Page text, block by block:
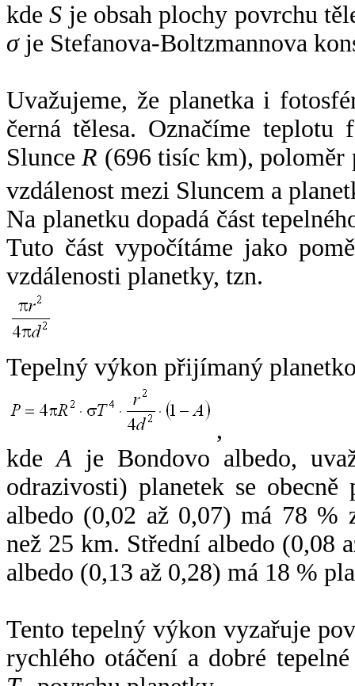
kdeS je obsah plochy povrchu
σje Stefanova-Boltzmannova
Uvažujeme, že planetka i
černá tělesa. Označíme
SlunceR (696 tisíc km),
vzdálenost mezi Sluncem a
Na planetku dopadá část
Tuto část vypočítáme jako
vzdálenosti planetky, tzn.
Tepelný výkon přijímaný
,
kdeA je Bondovo albedo,
odrazivosti) planetek se
albedo (0,02 až 0,07) má 78 %
než 25 km. Střední albedo (0,08
albedo (0,13 až 0,28) má 18 %
Tento tepelný výkon vyzařuje
rychlého otáčení a dobré